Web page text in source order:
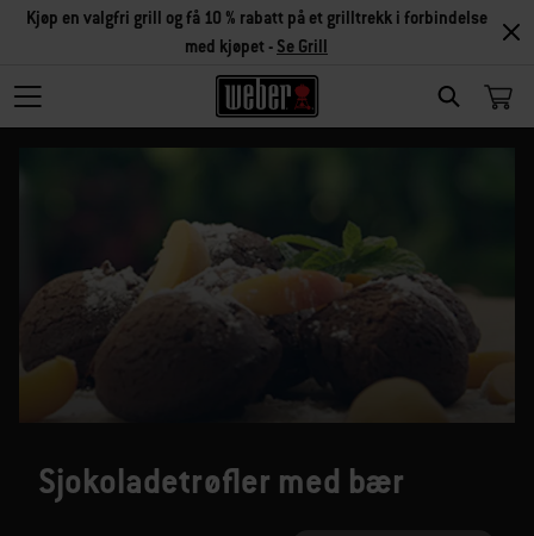
SEARCH
Kjøp en valgfri grill og få 10 % rabatt på et grilltrekk i forbindelse
med kjøpet - Se Grill
Sjokoladetrøfler med bær